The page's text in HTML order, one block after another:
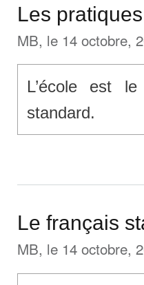
Les
MB, le 14 octobre,
L’école est
standard.
Le français
MB, le 14 octobre,